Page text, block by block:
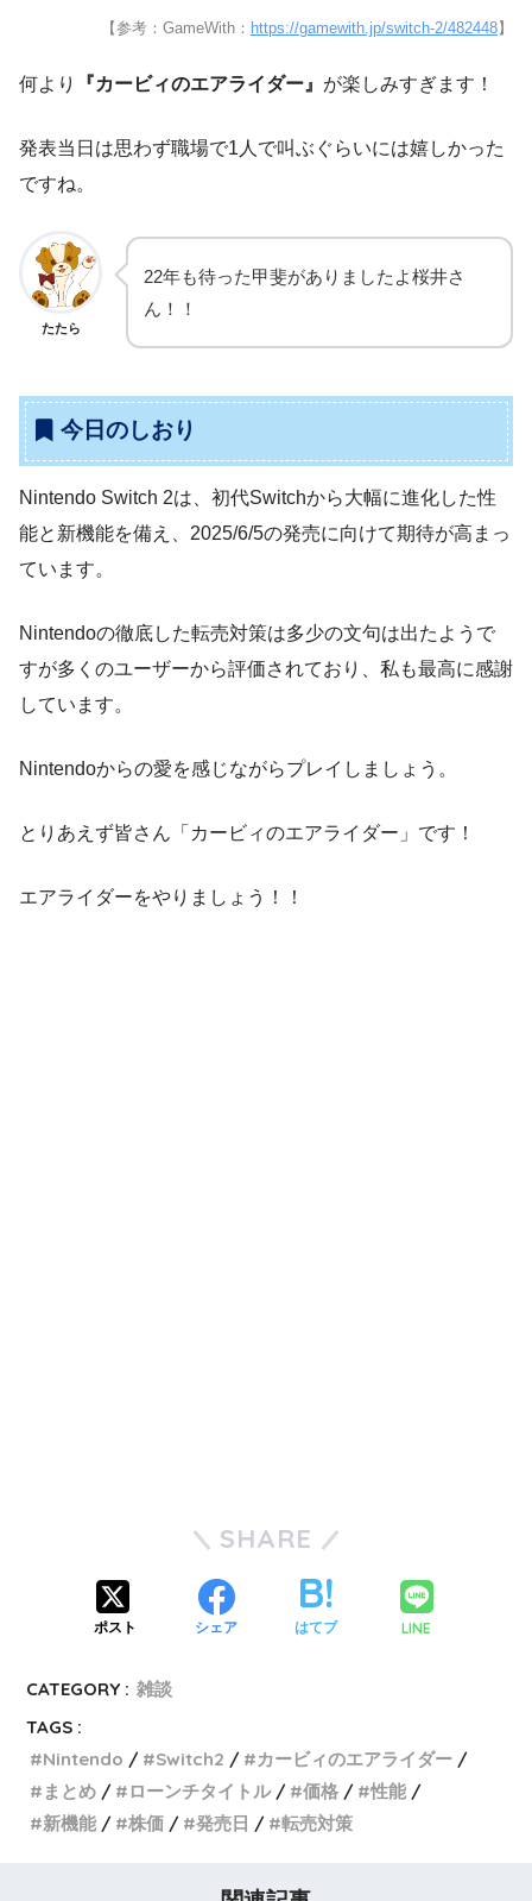
【参考：GameWith： https://gamewith.jp/switch-2/482448】
何より 『カービィのエアライダー』 が楽しみすぎます！
発表当日は思わず職場で1人で叫ぶぐらいには嬉しかった
ですね。
たたら
22年も待った甲斐がありましたよ桜井さ
ん！！
今日のしおり
Nintendo Switch 2は、初代Switchから大幅に進化した性
能と新機能を備え、2025/6/5の発売に向けて期待が高まっ
ています。
Nintendoの徹底した転売対策は多少の文句は出たようで
すが多くのユーザーから評価されており、私も最高に感謝
しています。
Nintendoからの愛を感じながらプレイしましょう。
とりあえず皆さん「カービィのエアライダー」です！
エアライダーをやりましょう！！
SHARE
ポスト シェア はてブ LINE
CATEGORY : 雑談
TAGS :
Nintendo
Switch2
カービィのエアライダー
まとめ
ローンチタイトル 価格
性能
新機能
株価 発売日 転売対策